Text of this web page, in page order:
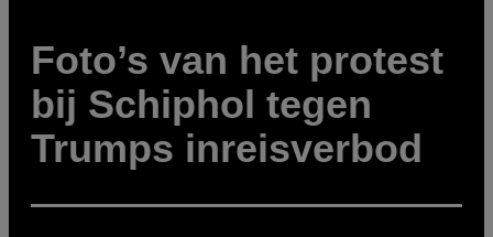
Foto’s van het protest
bij Schiphol tegen
Trumps inreisverbod